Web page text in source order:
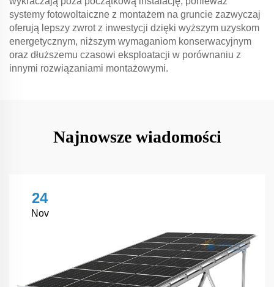
systemy fotowoltaiczne z montażem na gruncie zazwyczaj
oferują lepszy zwrot z inwestycji dzięki wyższym uzyskom
energetycznym, niższym wymaganiom konserwacyjnym
oraz dłuższemu czasowi eksploatacji w porównaniu z
innymi rozwiązaniami montażowymi.
Najnowsze wiadomości
24
Nov